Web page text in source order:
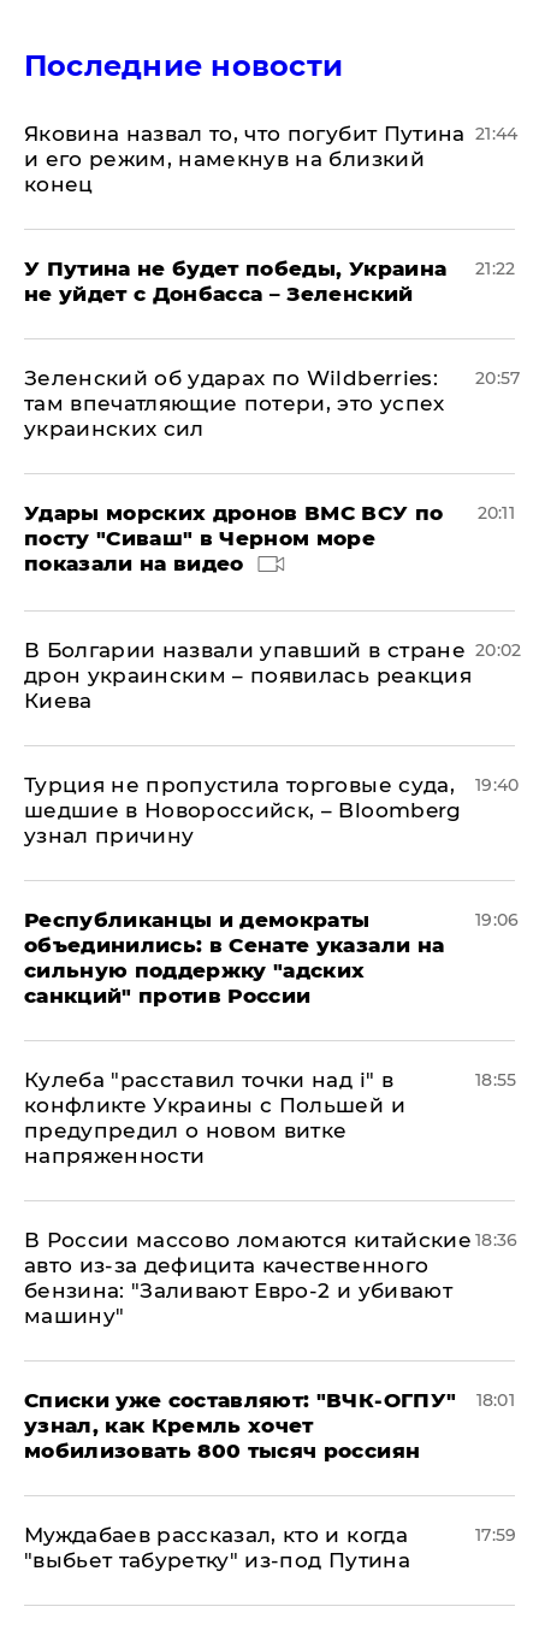
Последние новости
Яковина назвал то, что погубит Путина
и его режим, намекнув на близкий
конец
21:44
У Путина не будет победы, Украина
не уйдет с Донбасса – Зеленский
21:22
Зеленский об ударах по Wildberries:
там впечатляющие потери, это успех
украинских сил
20:57
Удары морских дронов ВМС ВСУ по
посту "Сиваш" в Черном море
показали на видео
20:11
В Болгарии назвали упавший в стране
дрон украинским – появилась реакция
Киева
20:02
Турция не пропустила торговые суда,
шедшие в Новороссийск, – Bloomberg
узнал причину
19:40
Республиканцы и демократы
объединились: в Сенате указали на
сильную поддержку "адских
санкций" против России
19:06
Кулеба "расставил точки над і" в
конфликте Украины с Польшей и
предупредил о новом витке
напряженности
18:55
В России массово ломаются китайские
авто из-за дефицита качественного
бензина: "Заливают Евро-2 и убивают
машину"
18:36
Списки уже составляют: "ВЧК-ОГПУ"
узнал, как Кремль хочет
мобилизовать 800 тысяч россиян
18:01
Муждабаев рассказал, кто и когда
"выбьет табуретку" из-под Путина
17:59